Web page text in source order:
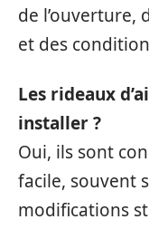
de l’ouverture,
et des
Les rideaux
installer ?
Oui, ils sont
facile, souvent
modifications